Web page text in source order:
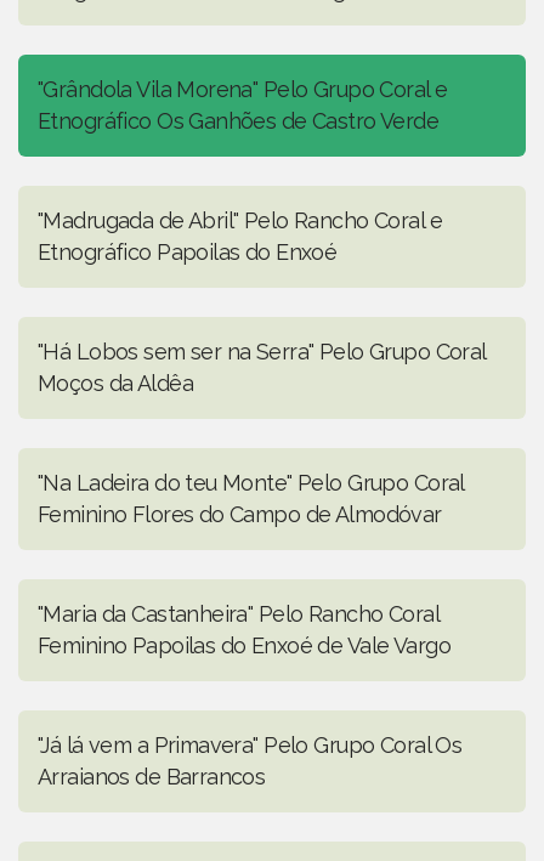
"Grândola Vila Morena" Pelo Grupo Coral e
Etnográfico Os Ganhões de Castro Verde
"Madrugada de Abril" Pelo Rancho Coral e
Etnográfico Papoilas do Enxoé
"Há Lobos sem ser na Serra" Pelo Grupo Coral
Moços da Aldêa
"Na Ladeira do teu Monte" Pelo Grupo Coral
Feminino Flores do Campo de Almodóvar
"Maria da Castanheira" Pelo Rancho Coral
Feminino Papoilas do Enxoé de Vale Vargo
"Já lá vem a Primavera" Pelo Grupo Coral Os
Arraianos de Barrancos